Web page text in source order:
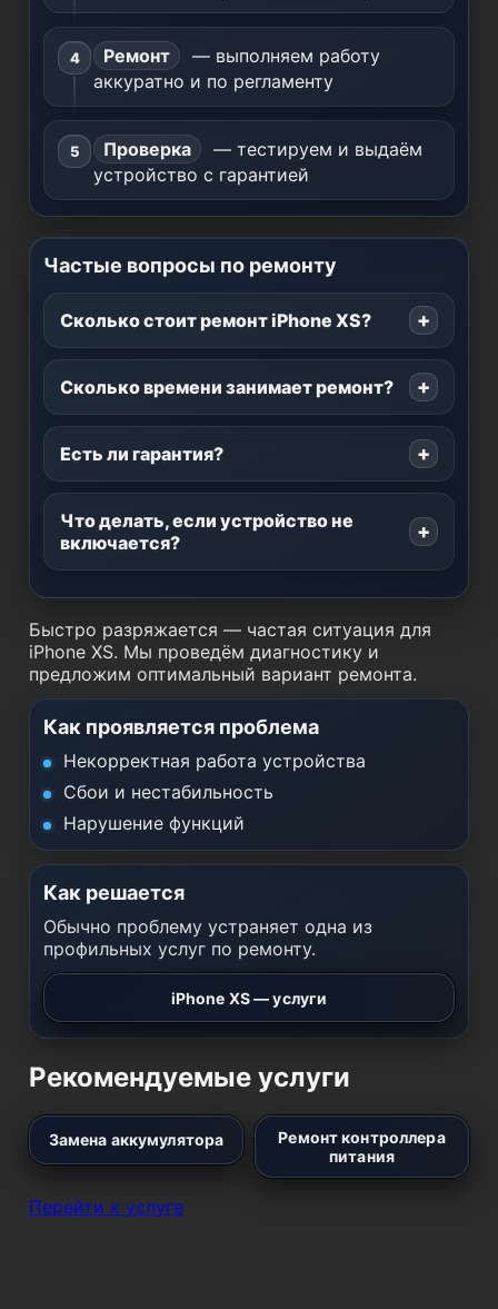
Ремонт
— выполняем работу
аккуратно и по регламенту
Проверка
— тестируем и выдаём
устройство с гарантией
Частые вопросы по ремонту
Сколько стоит ремонт iPhone XS?
Сколько времени занимает ремонт?
Есть ли гарантия?
Что делать, если устройство не
включается?
Быстро разряжается — частая ситуация для
iPhone XS. Мы проведём диагностику и
предложим оптимальный вариант ремонта.
Как проявляется проблема
Некорректная работа устройства
Сбои и нестабильность
Нарушение функций
Как решается
Обычно проблему устраняет одна из
профильных услуг по ремонту.
iPhone XS — услуги
Рекомендуемые услуги
Замена аккумулятора
Ремонт контроллера
питания
Перейти к услуге